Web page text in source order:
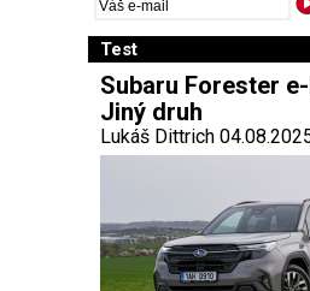
Test
Subaru Forester
Jiný druh
Lukáš Dittrich